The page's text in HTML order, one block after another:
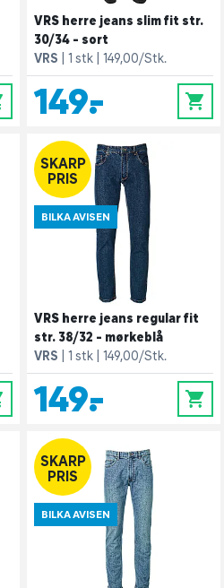
VRS herre jeans slim fit str.
30/34 - sort
VRS
1 stk 149,00/Stk.
149,- 0
SKARP
PRIS
BILKA AVISEN
VRS herre jeans regular fit
str. 38/32 - mørkeblå
VRS
1 stk 149,00/Stk.
149,- 0
SKARP
PRIS
BILKA AVISEN